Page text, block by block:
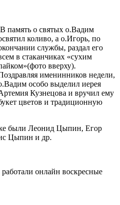
В память о святых о.Вадим
коливо, а о.Игорь, по
службы, раздал его
в стаканчиках «сухим
вверху).
именинников недели,
особо выделил иерея
Кузнецова и вручил ему
цветов и традиционную
были Леонид Цыпин, Егор
Цыпин и др.
онлайн воскресные